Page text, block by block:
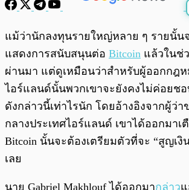
พร้อมเล่น
แม้ว่านักลงทุนรายใหญ่หลาย ๆ รายนั้น
แสดงการสนับสนุนต่อ Bitcoin แล้วในช่
ผ่านมา แต่ดูเหมือนว่าสำหรับผู้ออกกฎห
ไอร์แลนด์นั้นพวกเขาจะยังคงไม่ค่อยชอ
ดังกล่าวนี้เท่าไรนัก โดยอ้างอิงจากผู้ว่า
กลางประเทศไอร์แลนด์ เขาได้ออกมา
Bitcoin นั้นจะต้องเตรียมตัวที่จะ “สูญเ
เลย
นาย Gabriel Makhlouf ได้ออกมากล่าว